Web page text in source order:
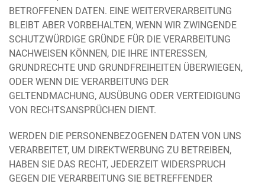
BETROFFENEN DATEN. EINE WEITERVERARBEITUNG
BLEIBT ABER VORBEHALTEN, WENN WIR ZWINGENDE
SCHUTZWÜRDIGE GRÜNDE FÜR DIE VERARBEITUNG
NACHWEISEN KÖNNEN, DIE IHRE INTERESSEN,
GRUNDRECHTE UND GRUNDFREIHEITEN ÜBERWIEGEN,
ODER WENN DIE VERARBEITUNG DER
GELTENDMACHUNG, AUSÜBUNG ODER VERTEIDIGUNG
VON RECHTSANSPRÜCHEN DIENT.
WERDEN DIE PERSONENBEZOGENEN DATEN VON UNS
VERARBEITET, UM DIREKTWERBUNG ZU BETREIBEN,
HABEN SIE DAS RECHT, JEDERZEIT WIDERSPRUCH
GEGEN DIE VERARBEITUNG SIE BETREFFENDER